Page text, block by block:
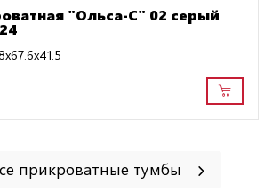
"Ольса-С" 02 серый
прикроватные тумбы